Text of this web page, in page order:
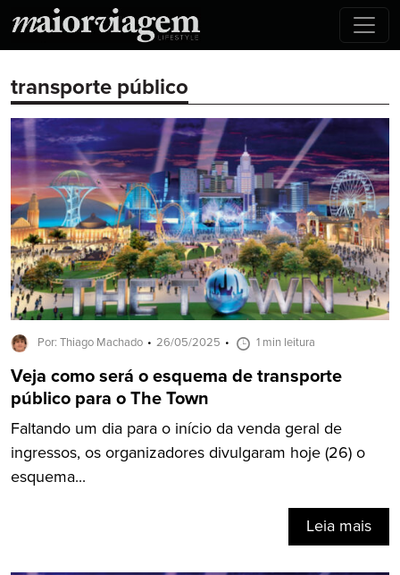
transporte público
Por: Thiago Machado 26/05/2025 1 min leitura
Veja como será o esquema de transporte
público para o The Town
Faltando um dia para o início da venda geral de
ingressos, os organizadores divulgaram hoje (26) o
esquema...
Leia mais